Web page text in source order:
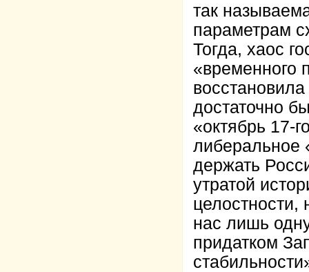
так
параметрам
Тогда, хаос
«временного
достаточно
«октябрь 17-
либеральное
держать
утратой
целостности,
нас лишь
придатком